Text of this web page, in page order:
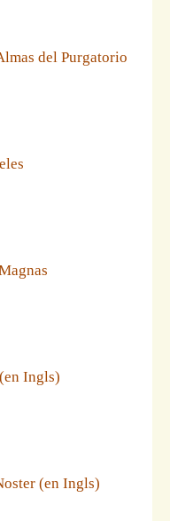
del Purgatorio
Ingls)
(en Ingls)